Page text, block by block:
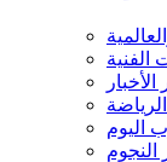
الفنية
الأخبار
الرياضة
اليوم
النجوم